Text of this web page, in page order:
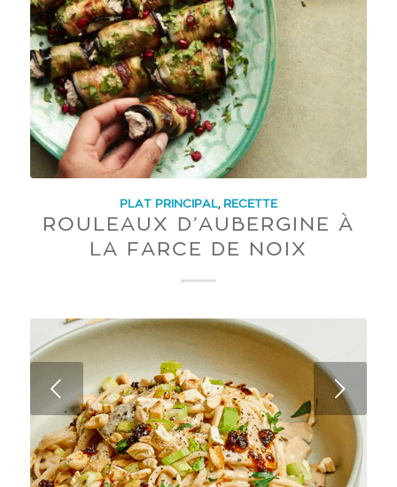
PLAT PRINCIPAL, RECETTE
ROULEAUX D’AUBERGINE À
LA FARCE DE NOIX
Next